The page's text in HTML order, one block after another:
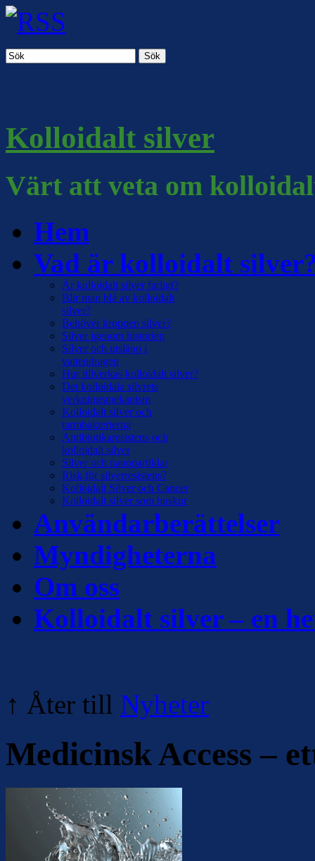
Sök
Kolloidalt silver
Värt att veta om
Hem
Vad är kolloidalt
Är kolloidalt silver farligt?
Blir man blå av kolloidalt
silver?
Behöver kroppen silver?
Silver igenom historien
Silver och utsläpp i
vattendragen
Hur tillverkas kolloidalt silver?
Det kolloidala silvrets
verkningsmekanism
Kolloidalt silver och
tarmbakterierna
Antibiotikaresistens och
kolloidalt silver
Silver och nanopartiklar
Risk för silverresistens?
Kolloidalt Silver och Cancer
Kolloidalt silver som huskur
Användarberättelser
Myndigheterna
Om oss
Kolloidalt silver – en
↑ Åter till Nyheter
Medicinsk Access –